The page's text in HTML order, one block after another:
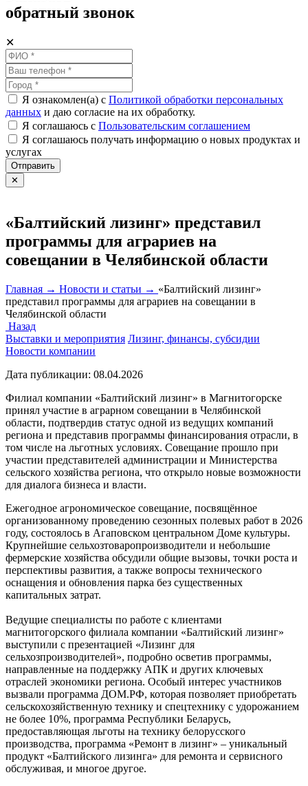
обратный звонок
✕
Я ознакомлен(а) с Политикой обработки персональных
данных и даю согласие на их обработку.
Я соглашаюсь c Пользовательским соглашением
Я соглашаюсь получать информацию о новых продуктах и
услугах
Отправить
✕
«Балтийский лизинг» представил
программы для аграриев на
совещании в Челябинской области
Главная → Новости и статьи → «Балтийский лизинг»
представил программы для аграриев на совещании в
Челябинской области
Назад
Выставки и мероприятия Лизинг, финансы, субсидии
Новости компании
Дата публикации: 08.04.2026
Филиал компании «Балтийский лизинг» в Магнитогорске
принял участие в аграрном совещании в Челябинской
области, подтвердив статус одной из ведущих компаний
региона и представив программы финансирования отрасли, в
том числе на льготных условиях. Совещание прошло при
участии представителей администрации и Министерства
сельского хозяйства региона, что открыло новые возможности
для диалога бизнеса и власти.
Ежегодное агрономическое совещание, посвящённое
организованному проведению сезонных полевых работ в 2026
году, состоялось в Агаповском центральном Доме культуры.
Крупнейшие сельхозтоваропроизводители и небольшие
фермерские хозяйства обсудили общие вызовы, точки роста и
перспективы развития, а также вопросы технического
оснащения и обновления парка без существенных
капитальных затрат.
Ведущие специалисты по работе с клиентами
магнитогорского филиала компании «Балтийский лизинг»
выступили с презентацией «Лизинг для
сельхозпроизводителей», подробно осветив программы,
направленные на поддержку АПК и других ключевых
отраслей экономики региона. Особый интерес участников
вызвали программа ДОМ.РФ, которая позволяет приобретать
сельскохозяйственную технику и спецтехнику с удорожанием
не более 10%, программа Республики Беларусь,
предоставляющая льготы на технику белорусского
производства, программа «Ремонт в лизинг» – уникальный
продукт «Балтийского лизинга» для ремонта и сервисного
обслуживая, и многое другое.